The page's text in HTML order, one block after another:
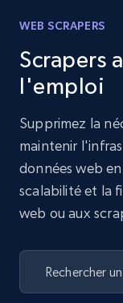
WEB SCRAPERS
Scrapers
l'emploi
Supprimez la
maintenir
données web
scalabilité et la
web ou aux